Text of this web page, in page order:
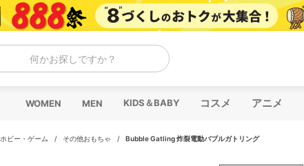
何かお探しですか？
WOMEN MEN KIDS＆BABY コスメ アニメ
ホビー・ゲーム / その他おもちゃ / Bubble Gatling 炸裂電動バブルガトリング